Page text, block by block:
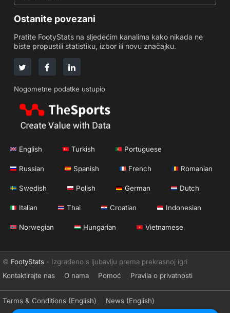
Ostanite povezani
Pratite FootyStats na sljedećim kanalima kako nikada ne
biste propustili statistiku, izbor ili novu značajku.
Nogometne podatke ustupio
English Turkish Portuguese
Russian Spanish French Romanian
Swedish Polish German Dutch
Italian Thai Croatian Indonesian
Norwegian Hungarian Vietnamese
© FootyStats - Izgrađeno s ljubavlju prema prekrasnoj igri
Kontaktirajte nas
O nama Pomoć Pravila o privatnosti
Terms & Conditions (English) News (English)